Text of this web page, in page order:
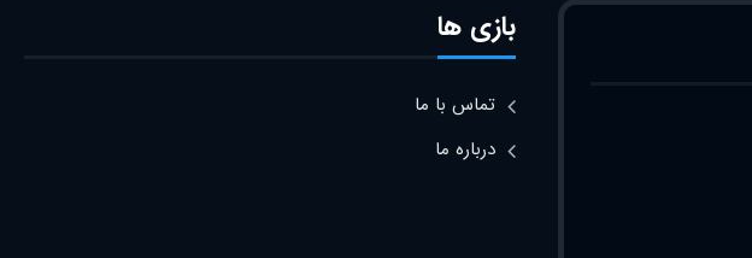
بازی ها
تماس با ما
درباره ما